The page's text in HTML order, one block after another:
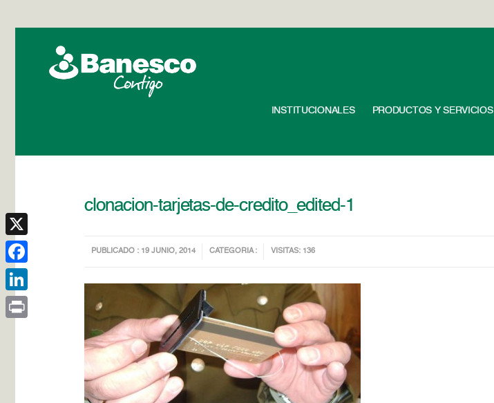
INSTITUCIONALES PRODUCTOS Y SERVICIOS
clonacion-tarjetas-de-credito_edited-1
PUBLICADO : 19 JUNIO, 2014 CATEGORIA : VISITAS: 136
X
Facebook
LinkedIn